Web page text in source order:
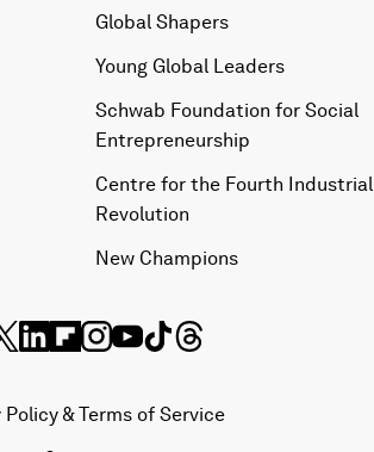
Global Shapers
Young Global Leaders
Schwab Foundation for Social
Entrepreneurship
Centre for the Fourth Industrial
Revolution
New Champions
Policy & Terms of Service